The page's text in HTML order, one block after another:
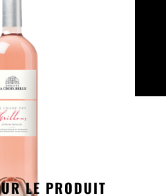
LE PRODUIT